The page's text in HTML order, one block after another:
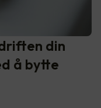
din
å bytte